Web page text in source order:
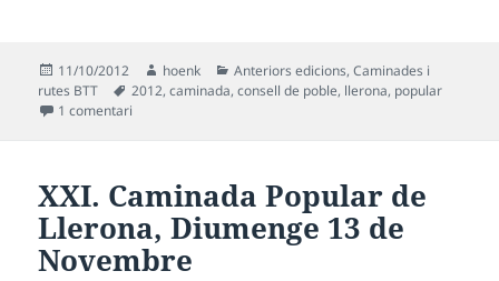
Publicat
el
11/10/2012 Autor
hoenk Categories
Anteriors edicions,Caminades i
rutes BTT
Etiquetes
2012,caminada,consell de poble, llerona, popular
1 comentari
XXI. Caminada Popular de
Llerona, Diumenge 13 de
Novembre